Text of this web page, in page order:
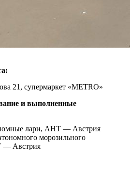
21, супермаркет «METRO»
и выполненные
лари, AHT — Австрия
морозильного
— Австрия